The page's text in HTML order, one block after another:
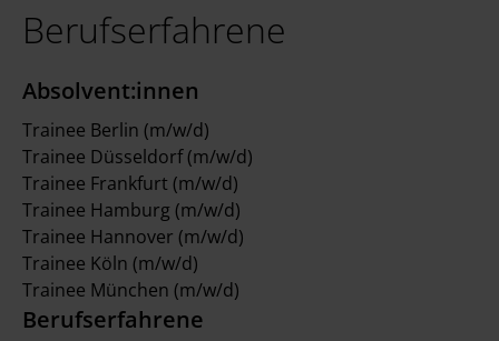
Berufserfahrene
Absolvent:innen
Trainee Berlin (m/w/d)
Trainee Düsseldorf (m/w/d)
Trainee Frankfurt (m/w/d)
Trainee Hamburg (m/w/d)
Trainee Hannover (m/w/d)
Trainee Köln (m/w/d)
Trainee München (m/w/d)
Berufserfahrene